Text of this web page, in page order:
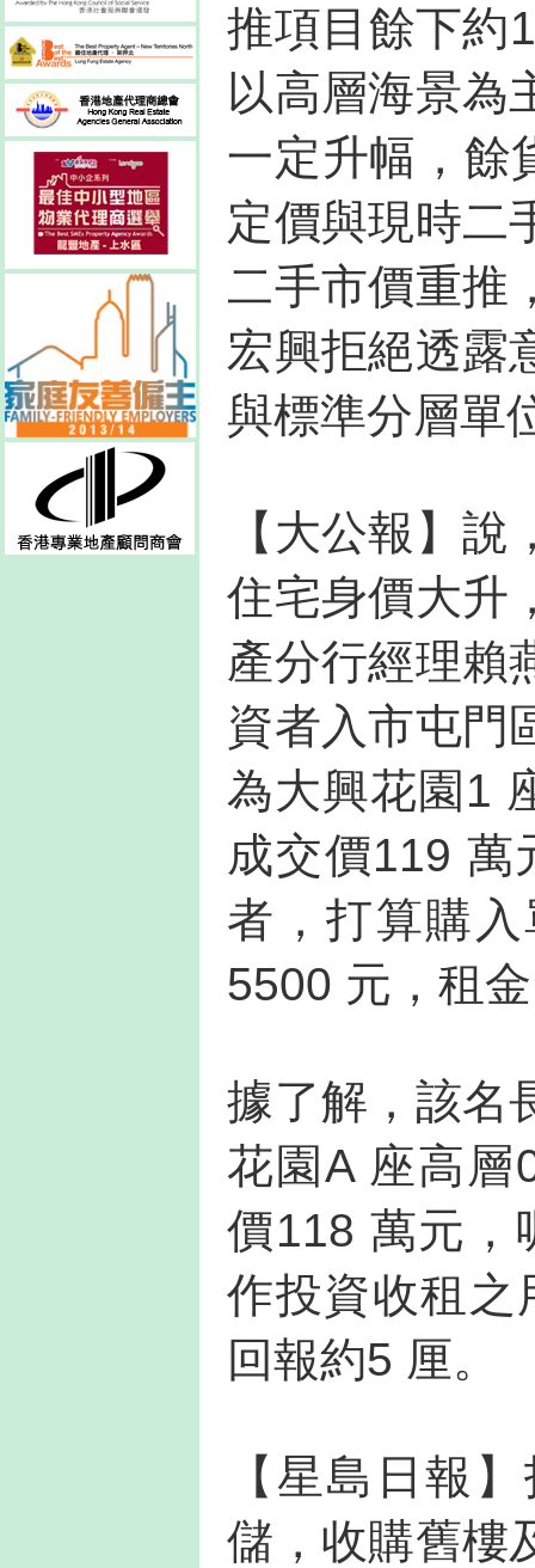
推項目餘下約
以高層海景為
一定升幅，餘
定價與現時二
二手市價重推
宏興拒絕透露
與標準分層單
【大公報】
住宅身價大升
產分行經理賴
資者入市屯門
為大興花園1
成交價119 萬
者，打算購
5500 元，租
據了解，該名
花園A 座高層
價118 萬元，
作投資收租之
回報約5 厘。
【星島日報
儲，收購舊樓